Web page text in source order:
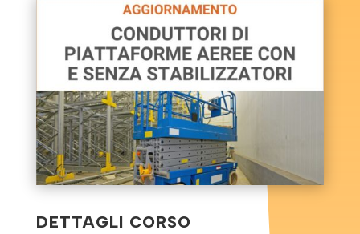
DETTAGLI CORSO